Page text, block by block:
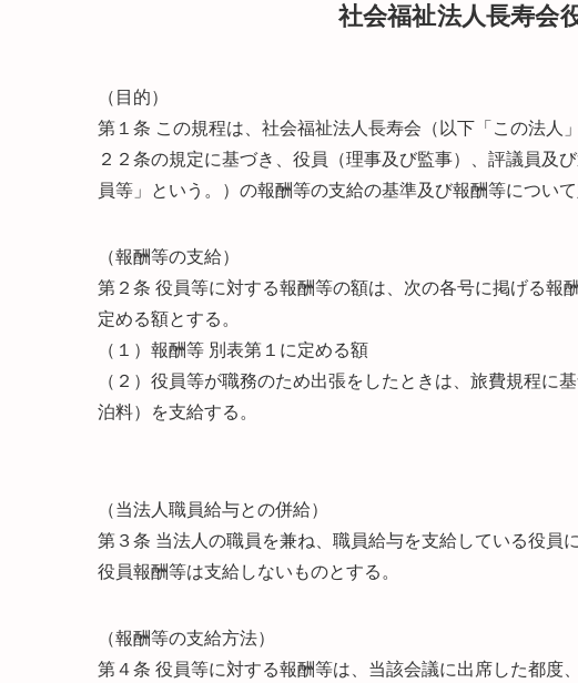
社会福祉法人長寿会
（目的）
第１条 この規程は、社会福祉法人長寿会（以下「この法人
２２条の規定に基づき、役員（理事及び監事）、評議員及
員等」という。）の報酬等の支給の基準及び報酬等について
（報酬等の支給）
第２条 役員等に対する報酬等の額は、次の各号に掲げる報
定める額とする。
（１）報酬等 別表第１に定める額
（２）役員等が職務のため出張をしたときは、旅費規程に
泊料）を支給する。
（当法人職員給与との併給）
第３条 当法人の職員を兼ね、職員給与を支給している役員
役員報酬等は支給しないものとする。
（報酬等の支給方法）
第４条 役員等に対する報酬等は、当該会議に出席した都度